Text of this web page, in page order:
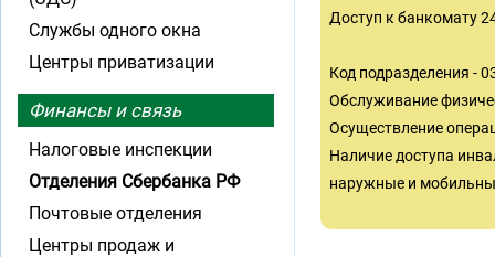
Доступ к банкомату
Код подразделения -
Обслуживание
Осуществление
Наличие доступа
наружные и
Службы одного окна
Центры приватизации
Финансы и связь
Налоговые инспекции
Отделения Сбербанка РФ
Почтовые отделения
Центры продаж и